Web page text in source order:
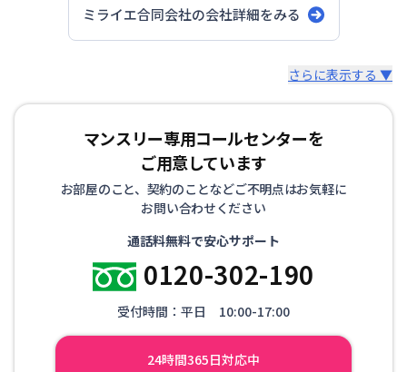
ミライエ合同会社の会社詳細をみる
当社の運営物件は追加費用なしの完全定額制です！ シン
プルな料金システムのため、二人暮らしの方に選ばれてお
さらに表示する ▼
マンスリー専用コールセンターを
ご用意しています
お部屋のこと、契約のことなどご不明点はお気軽に
お問い合わせください
通話料無料で安心サポート
0120-302-190
受付時間：平日 10:00-17:00
24時間365日対応中